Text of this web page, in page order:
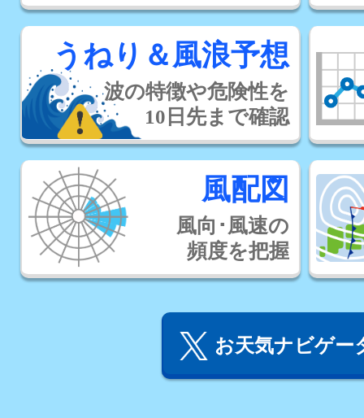
うねり＆風浪予想
波の特徴や危険性を
10日先まで確認
風配図
風向･風速の
頻度を把握
お天気ナビゲー